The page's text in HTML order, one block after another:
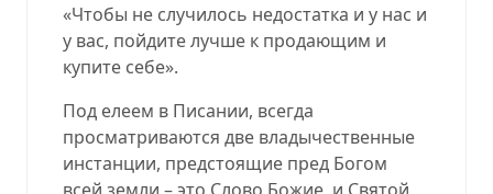
«Чтобы не случилось недостатка и у нас и
у вас, пойдите лучше к продающим и
купите себе».
Под елеем в Писании, всегда
просматриваются две владычественные
инстанции, предстоящие пред Богом